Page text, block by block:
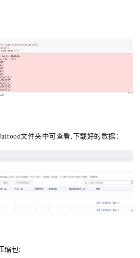
文件夹中可查看,下载好的数据：
缩包: